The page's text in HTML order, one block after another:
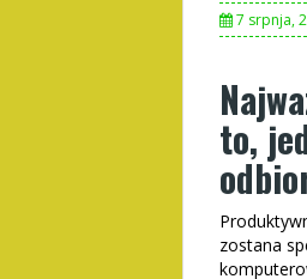
7 srpnja,
to,
zostana